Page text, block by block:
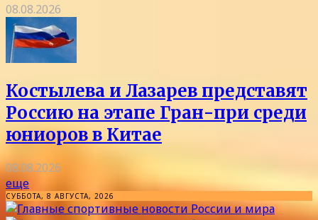
08.08.2026
Костылева и Лазарев представят
Россию на этапе Гран-при среди
юниоров в Китае
08.08.2026
еще
СУББОТА, 8 АВГУСТА, 2026